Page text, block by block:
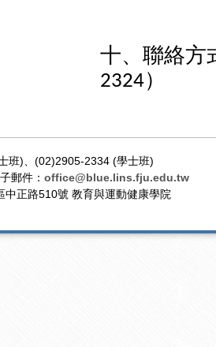
十、聯絡方
2324）
班)、(02)2905-2334 (學士班)
郵件： office@blue.lins.fju.edu.tw
正路510號 教育與運動健康學院